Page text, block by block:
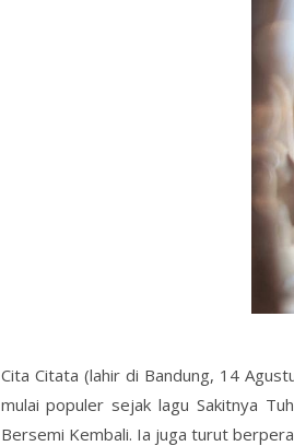
Cita Citata (lahir di Bandung, 14
mulai populer sejak lagu Sakitnya
Bersemi Kembali. Ia juga turut